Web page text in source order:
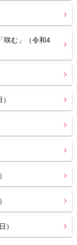
咲む」（令和4
）